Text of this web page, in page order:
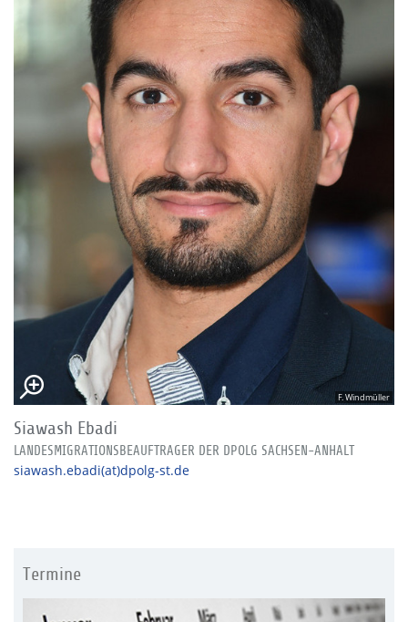
F. Windmüller
Siawash Ebadi
LANDESMIGRATIONSBEAUFTRAGER DER DPOLG SACHSEN-ANHALT
siawash.ebadi(at)dpolg-st.de
Termine